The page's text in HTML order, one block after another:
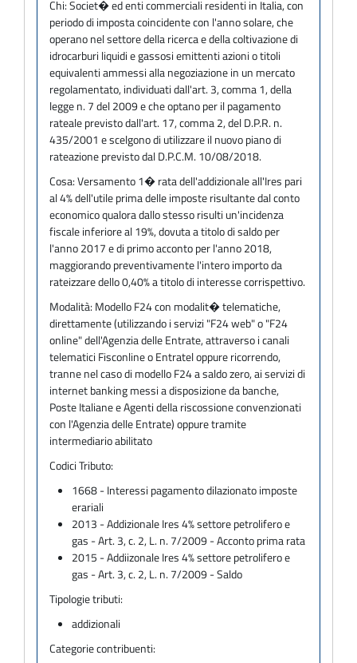
Chi:Societ� ed enti commerciali residenti in Italia, con
periodo di imposta coincidente con l'anno solare, che
operano nel settore della ricerca e della coltivazione di
idrocarburi liquidi e gassosi emittenti azioni o titoli
equivalenti ammessi alla negoziazione in un mercato
regolamentato, individuati dall'art. 3, comma 1, della
legge n. 7 del 2009 e che optano per il pagamento
rateale previsto dall'art. 17, comma 2, del D.P.R. n.
435/2001 e scelgono di utilizzare il nuovo piano di
rateazione previsto dal D.P.C.M. 10/08/2018.
Cosa:Versamento 1� rata dell'addizionale all'Ires pari
al 4% dell'utile prima delle imposte risultante dal conto
economico qualora dallo stesso risulti un'incidenza
fiscale inferiore al 19%, dovuta a titolo di saldo per
l'anno 2017 e di primo acconto per l'anno 2018,
maggiorando preventivamente l'intero importo da
rateizzare dello 0,40% a titolo di interesse corrispettivo.
Modalità: Modello F24 con modalit� telematiche,
direttamente (utilizzando i servizi "F24 web" o "F24
online" dell'Agenzia delle Entrate, attraverso i canali
telematici Fisconline o Entratel oppure ricorrendo,
tranne nel caso di modello F24 a saldo zero, ai servizi di
internet banking messi a disposizione da banche,
Poste Italiane e Agenti della riscossione convenzionati
con l'Agenzia delle Entrate) oppure tramite
intermediario abilitato
Codici Tributo:
1668 - Interessi pagamento dilazionato imposte
erariali
2013 - Addizionale Ires 4% settore petrolifero e
gas - Art. 3, c. 2, L. n. 7/2009 - Acconto prima rata
2015 - Addiizonale Ires 4% settore petrolifero e
gas - Art. 3, c. 2, L. n. 7/2009 - Saldo
Tipologie tributi:
addizionali
Categorie contribuenti: